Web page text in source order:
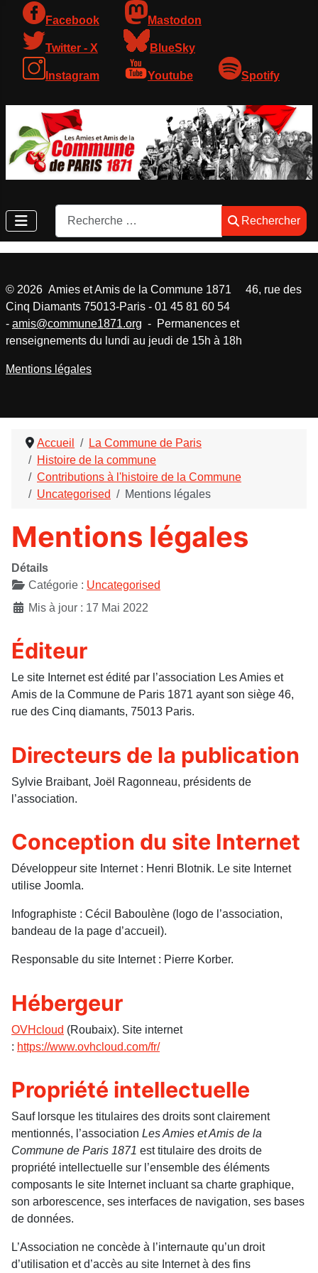
Facebook Mastodon
Twitter - X BlueSky
Instagram Youtube Spotify
Rechercher
Rechercher
Accueil
La Commune de Paris
Histoire de la commune
Contributions à l'histoire de la Commune
Uncategorised
Mentions légales
Mentions légales
Détails
Catégorie : Uncategorised
Mis à jour : 17 Mai 2022
Éditeur
Le site Internet est édité par l’association Les Amies et
Amis de la Commune de Paris 1871 ayant son siège 46,
rue des Cinq diamants, 75013 Paris.
Directeurs de la publication
Sylvie Braibant, Joël Ragonneau, présidents de
l’association.
Conception du site Internet
Développeur site Internet : Henri Blotnik. Le site Internet
utilise Joomla.
Infographiste : Cécil Baboulène (logo de l’association,
bandeau de la page d’accueil).
Responsable du site Internet : Pierre Korber.
Hébergeur
OVHcloud (Roubaix). Site internet
: https://www.ovhcloud.com/fr/
Propriété intellectuelle
Sauf lorsque les titulaires des droits sont clairement
mentionnés, l’association Les Amies et Amis de la
Commune de Paris 1871 est titulaire des droits de
propriété intellectuelle sur l’ensemble des éléments
composants le site Internet incluant sa charte graphique,
son arborescence, ses interfaces de navigation, ses bases
de données.
L’Association ne concède à l’internaute qu’un droit
d’utilisation et d’accès au site Internet à des fins
© 2026 Amies et Amis de la Commune 1871 46, rue des
Cinq Diamants 75013-Paris - 01 45 81 60 54
- amis@commune1871.org - Permanences et
renseignements du lundi au jeudi de 15h à 18h
Mentions légales